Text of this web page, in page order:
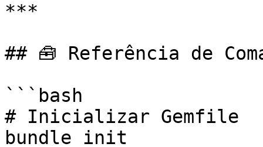
***
## 🧰 Referência de
```bash
# Inicializar Gemfile
bundle init